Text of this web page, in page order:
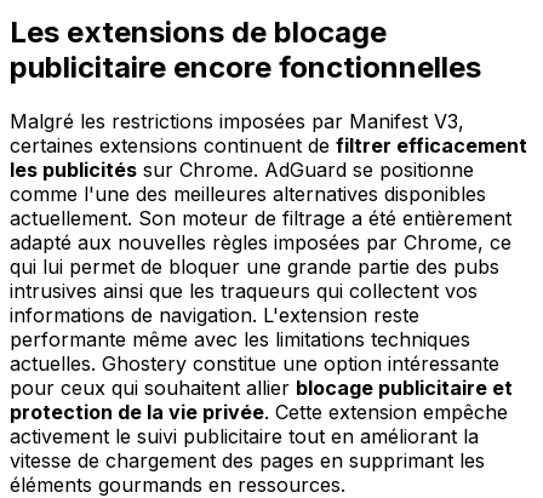
Les extensions de blocage
publicitaire encore fonctionnelles
Malgré les restrictions imposées par Manifest V3,
certaines extensions continuent de filtrer efficacement
les publicités sur Chrome. AdGuard se positionne
comme l'une des meilleures alternatives disponibles
actuellement. Son moteur de filtrage a été entièrement
adapté aux nouvelles règles imposées par Chrome, ce
qui lui permet de bloquer une grande partie des pubs
intrusives ainsi que les traqueurs qui collectent vos
informations de navigation. L'extension reste
performante même avec les limitations techniques
actuelles. Ghostery constitue une option intéressante
pour ceux qui souhaitent allier blocage publicitaire et
protection de la vie privée. Cette extension empêche
activement le suivi publicitaire tout en améliorant la
vitesse de chargement des pages en supprimant les
éléments gourmands en ressources.